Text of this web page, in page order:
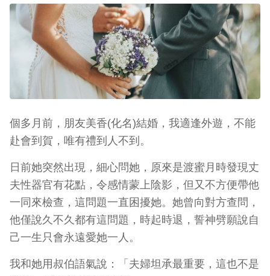
個多月前，朋友美香(化名)結婚，我適逢外遊，不能
赴會到賀，唯有禮到人不到。
日前她突然出現，細心問她，原來是渡蜜月時發現丈
夫性器官有花點，令感情蒙上陰影，但又不方便帶他
一同來檢查，這問題一直困擾她。她曾向對方查問，
他僅說久不久都有這問題，時起時退，誓神劈願說自
己一生只會永遠愛她一人。
我和她用叔伯語氣說：「夫婦坦承最重要，這也不是